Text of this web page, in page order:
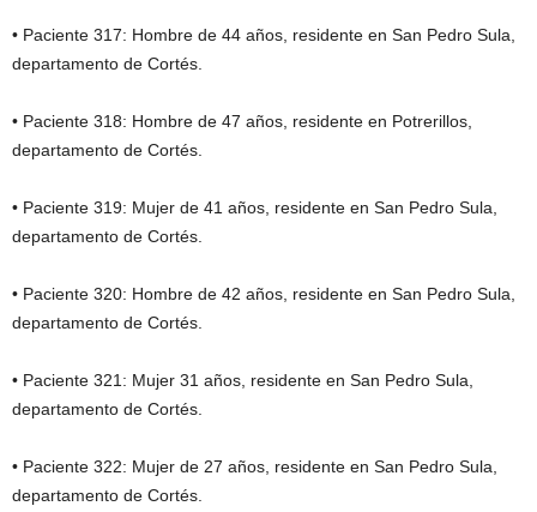
• Paciente 317: Hombre de 44 años, residente en San Pedro Sula,
departamento de Cortés.
• Paciente 318: Hombre de 47 años, residente en Potrerillos,
departamento de Cortés.
• Paciente 319: Mujer de 41 años, residente en San Pedro Sula,
departamento de Cortés.
• Paciente 320: Hombre de 42 años, residente en San Pedro Sula,
departamento de Cortés.
• Paciente 321: Mujer 31 años, residente en San Pedro Sula,
departamento de Cortés.
• Paciente 322: Mujer de 27 años, residente en San Pedro Sula,
departamento de Cortés.